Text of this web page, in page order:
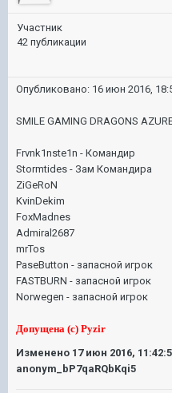
Участник
42 публикации
Опубликовано: 16 июн 2016,
SMILE GAMING DRAGONS
Frvnk1nste1n - Командир
Stormtides - Зам Командира
ZiGeRoN
KvinDekim
FoxMadnes
Admiral2687
mrTos
PaseButton - запасной игрок
FASTBURN - запасной игрок
Norwegen - запасной игрок
Допущена (с) Pyzir
Изменено 17 июн 2016,
anonym_bP7qaRQbKqi5